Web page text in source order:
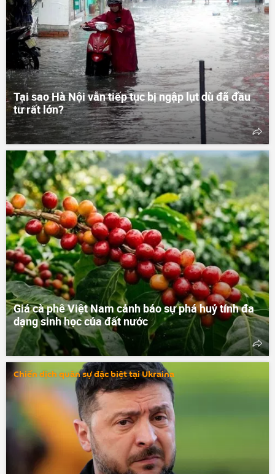
Tại sao Hà Nội vẫn tiếp tục bị ngập lụt dù đã đầu
tư rất lớn?
Giá cà phê Việt Nam cảnh báo sự phá huỷ tính đa
dạng sinh học của đất nước
Chiến dịch quân sự đặc biệt tại Ukraina